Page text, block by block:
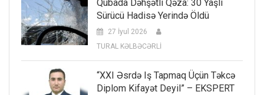
Qubada Dəhşətli Qəza: 30 Yaşlı
Sürücü Hadisə Yerində Öldü
27 İyul 2026
TURAL KƏLBƏCƏRLİ
“XXI Əsrdə Iş Tapmaq Üçün Təkcə
Diplom Kifayət Deyil” – EKSPERT